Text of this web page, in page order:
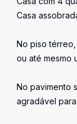
Casa
No piso
ou até mesmo
No pavimento
agradável